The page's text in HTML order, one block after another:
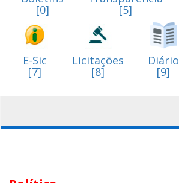
[0] [5]
E-Sic
[7]
Licitações
[8]
Diário
[9]